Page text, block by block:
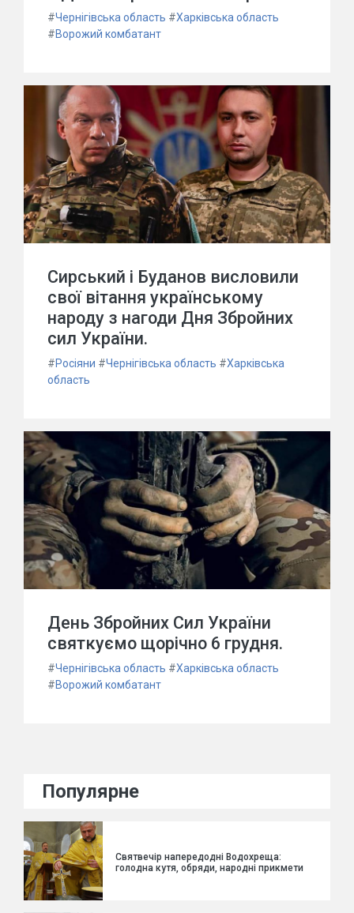
#Чернігівська область #Харківська область
#Ворожий комбатант
Сирський і Буданов висловили
свої вітання українському
народу з нагоди Дня Збройних
сил України.
#Росіяни #Чернігівська область #Харківська
область
День Збройних Сил України
святкуємо щорічно 6 грудня.
#Чернігівська область #Харківська область
#Ворожий комбатант
Популярне
Святвечір напередодні Водохреща:
голодна кутя, обряди, народні прикмети